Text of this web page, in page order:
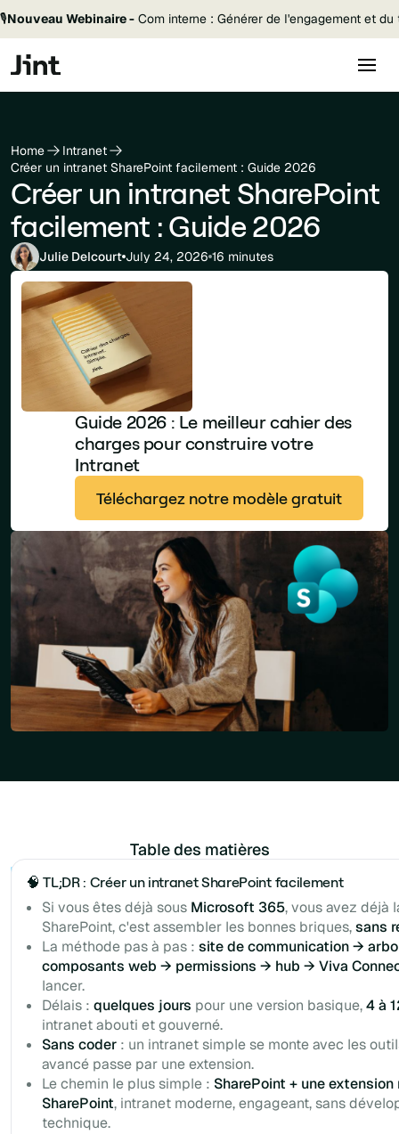
🎙️Nouveau Webinaire - Com interne : Générer de l'engagement et
Home
Intranet
Créer un intranet SharePoint facilement : Guide 2026
Créer un intranet SharePoint
facilement : Guide 2026
Julie Delcourt July 24, 2026 16 minutes
Guide 2026 : Le meilleur cahier des
charges pour construire votre
Intranet
Téléchargez notre modèle gratuit
Table des matières
🧠 TL;DR : Créer un intranet SharePoint facilement
Si vous êtes déjà sous Microsoft 365, vous avez déjà
SharePoint, c'est assembler les bonnes briques,sans
La méthode pas à pas : site de communication →
composants web → permissions → hub → Viva
lancer.
Délais : quelques jours pour une version basique,4 à
intranet abouti et gouverné.
Sans coder : un intranet simple se monte avec les
avancé passe par une extension.
Le chemin le plus simple : SharePoint + une
SharePoint, intranet moderne, engageant, sans
technique.